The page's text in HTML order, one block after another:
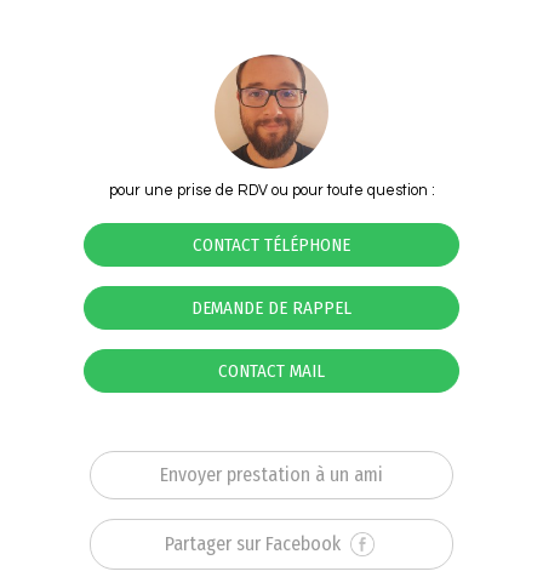
pour une prise de RDV ou pour toute question :
CONTACT TÉLÉPHONE
DEMANDE DE RAPPEL
CONTACT MAIL
Envoyer prestation à un ami
Partager sur Facebook